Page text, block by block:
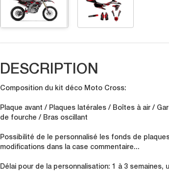
119.00 €83.30 €
DESCRIPTION
Composition du kit déco Moto Cross:
Plaque avant / Plaques latérales / Boîtes à air /
de fourche / Bras oscillant
Possibilité de le personnalisé les fonds de
modifications dans la case commentaire...
Délai pour de la personnalisation: 1 à 3